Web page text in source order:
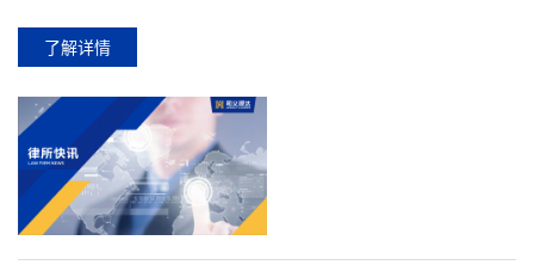
了解详情